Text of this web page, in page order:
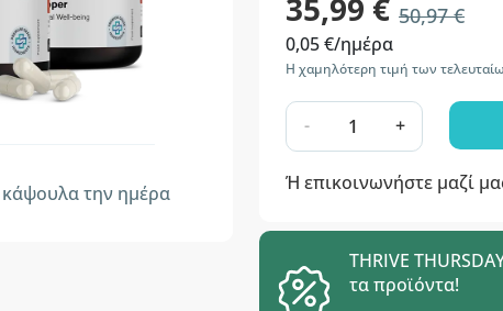
κάψουλα την ημέρα
35,99 € 50,97 €
0,05 €/ημέρα
Η χαμηλότερη τιμή των
- +
Ή επικοινωνήστε μαζί
THRIVE
τα προϊόντα!